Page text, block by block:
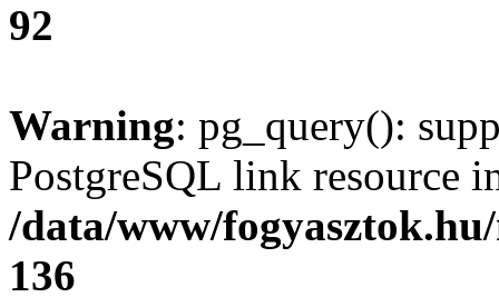
92
Warning: pg_query():
PostgreSQL link resource
/data/www/
136